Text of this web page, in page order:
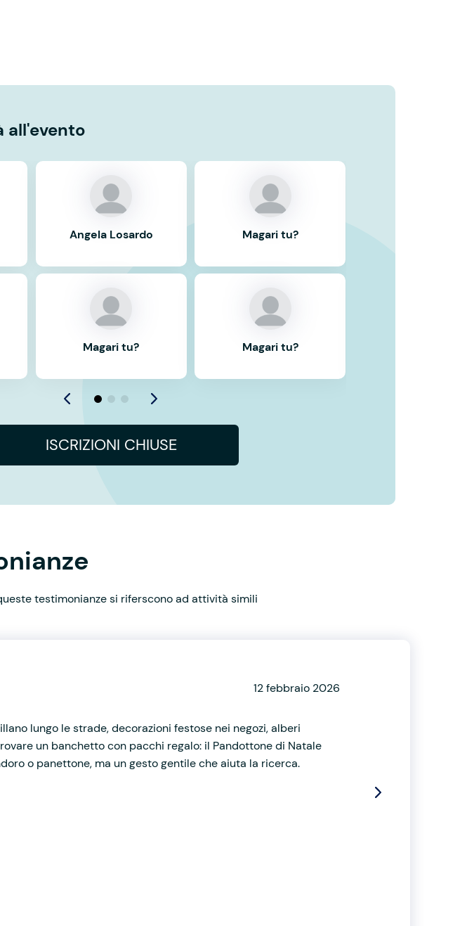
all'evento
Angela Losardo
Magari tu?
Magari tu?
Magari tu?
ISCRIZIONI CHIUSE
testimonianze si riferscono ad attività simili
12 febbraio 2026
lungo le strade, decorazioni festose nei negozi, alberi
un banchetto con pacchi regalo: il Pandottone di Natale
o panettone, ma un gesto gentile che aiuta la ricerca.